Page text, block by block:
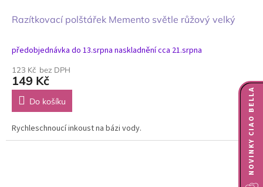
Razítkovací polštářek Memento světle růžový velký
předobjednávka do 13.srpna naskladnění cca 21.srpna
123 Kč bez DPH
149 Kč
Do košíku
Rychleschnoucí inkoust na bázi vody. NOVINKY CIAO BELLA